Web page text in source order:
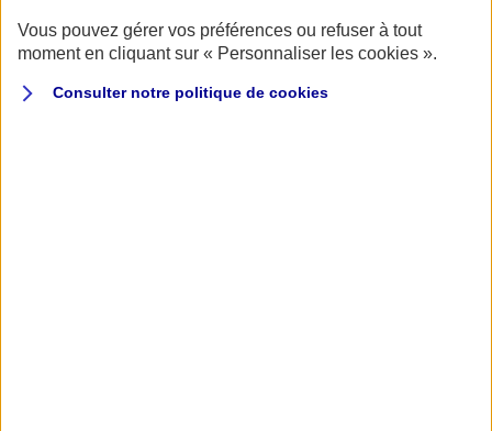
Vous pouvez gérer vos préférences ou refuser à tout
moment en cliquant sur « Personnaliser les cookies ».
Consulter notre politique de cookies